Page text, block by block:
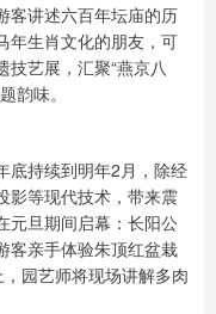
客讲述六百年坛庙的历
年生肖文化的朋友，可
技艺展，汇聚“燕京八
韵味。
底持续到明年2月，除经
影等现代技术，带来震
元旦期间启幕：长阳公
客亲手体验朱顶红盆栽
，园艺师将现场讲解多肉